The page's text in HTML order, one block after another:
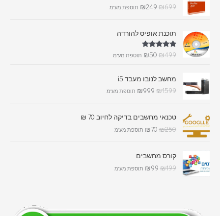
₪699
₪249 תוספת מע"מ
תוכנת אופיס להורדה
דורג5.00
₪499
₪50 תוספת מע"מ
מחשב לנובו מעבד i5
₪1599
₪999 תוספת מע"מ
טכנאי מחשבים בדיקה לחיוב 70 ₪
₪250
₪70 תוספת מע"מ
קורס מחשבים
₪199
₪99 תוספת מע"מ